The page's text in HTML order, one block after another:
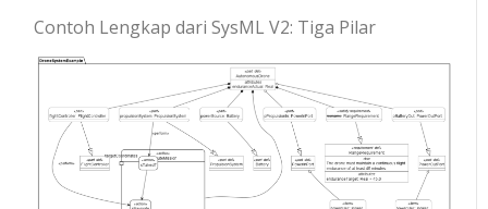
Contoh Lengkap dari SysML V2: Tiga Pilar